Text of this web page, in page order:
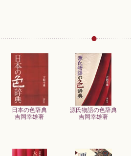
日本の色辞典
吉岡幸雄著
源氏物語の色辞典
吉岡幸雄著